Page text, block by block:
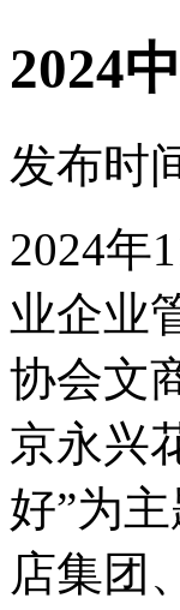
2024
发布时
2024年
业企业
协会文
京永兴
好”为
店集团